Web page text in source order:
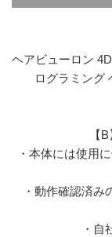
ヘアビューロン
ログラミング
【
・本体には使用
・動作確認済み
・自